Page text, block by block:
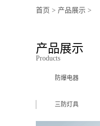
首页 > 产品展示 >
产品展示
Products
防爆电器
三防灯具